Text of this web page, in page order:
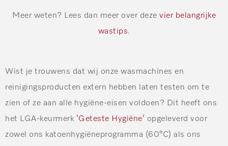
Meer weten? Lees dan meer over deze vier belangrijke
wastips.
Wist je trouwens dat wij onze wasmachines en
reinigingsproducten extern hebben laten testen om te
zien of ze aan alle hygiëne-eisen voldoen? Dit heeft ons
het LGA-keurmerk ‘Geteste Hygiëne’ opgeleverd voor
zowel ons katoenhygiëneprogramma (60°C) als ons